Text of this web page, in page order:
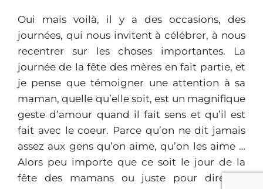
Oui mais voilà, il y a des occasions, des
journées, qui nous invitent à célébrer, à nous
recentrer sur les choses importantes. La
journée de la fête des mères en fait partie, et
je pense que témoigner une attention à sa
maman, quelle qu’elle soit, est un magnifique
geste d’amour quand il fait sens et qu’il est
fait avec le coeur. Parce qu’on ne dit jamais
assez aux gens qu’on aime, qu’on les aime …
Alors peu importe que ce soit le jour de la
fête des mamans ou juste pour dire “je